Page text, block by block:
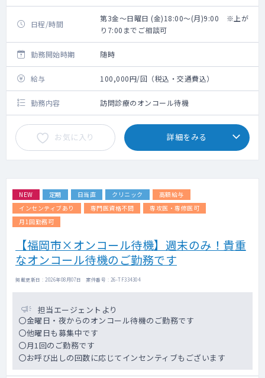
日程/時間
第3金～日曜日 (金)18:00～(月)9:00 ※上が
り7:00までご相談可
勤務開始時期 随時
給与 100,000円/回（税込・交通費込）
勤務内容 訪問診療のオンコール待機
お気に入り 詳細をみる
NEW 定期 日当直 クリニック
高額給与
インセンティブあり
専門医資格不問
専攻医・専修医可
月1回勤務可
【福岡市×オンコール待機】週末のみ！貴重
なオンコール待機のご勤務です
掲載更新日 : 2026年08月07日 案件番号 : 26-TF334304
担当エージェントより
〇金曜日・夜からのオンコール待機のご勤務です
〇他曜日も募集中です
〇月1回のご勤務です
〇お呼び出しの回数に応じてインセンティブもございます